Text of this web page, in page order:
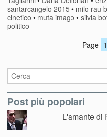
santarcangelo 2015 • milo rau
cinetico • muta imago • silvia
politico
Page 1
Post più popolari
L'amante di